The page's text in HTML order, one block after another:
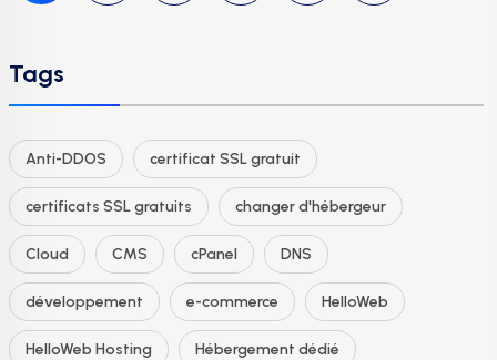
Tags
Anti-DDOS certificat SSL gratuit
certificats SSL gratuits changer d'hébergeur
Cloud CMS cPanel DNS
développement e-commerce HelloWeb
HelloWeb Hosting Hébergement dédié